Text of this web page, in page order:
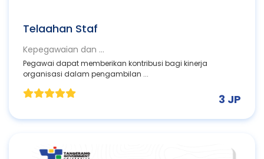
Telaahan Staf
Kepegawaian dan ...
Pegawai dapat memberikan kontribusi bagi kinerja
organisasi dalam pengambilan ...
3 JP